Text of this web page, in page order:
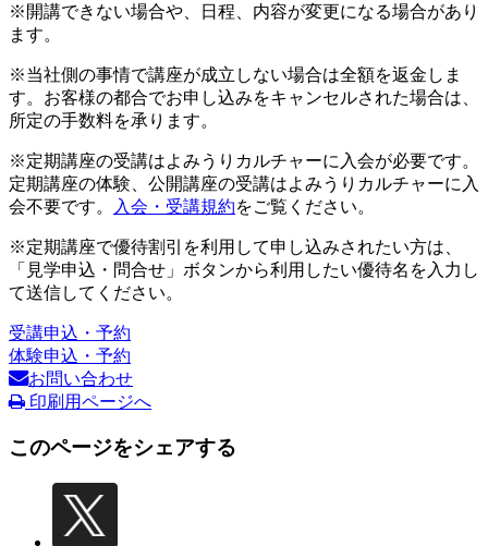
※開講できない場合や、日程、内容が変更になる場合があり
ます。
※当社側の事情で講座が成立しない場合は全額を返金しま
す。お客様の都合でお申し込みをキャンセルされた場合は、
所定の手数料を承ります。
※定期講座の受講はよみうりカルチャーに入会が必要です。
定期講座の体験、公開講座の受講はよみうりカルチャーに入
会不要です。
入会・受講規約をご覧ください。
※定期講座で優待割引を利用して申し込みされたい方は、
「見学申込・問合せ」ボタンから利用したい優待名を入力し
て送信してください。
受講申込・予約
体験申込・予約
お問い合わせ
印刷用ページへ
このページをシェアする